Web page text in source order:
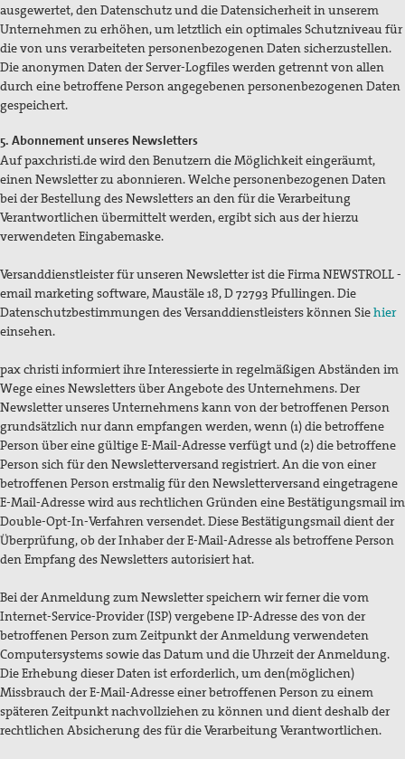
ausgewertet, den Datenschutz und die Datensicherheit in unserem
Unternehmen zu erhöhen, um letztlich ein optimales Schutzniveau für
die von uns verarbeiteten personenbezogenen Daten sicherzustellen.
Die anonymen Daten der Server-Logfiles werden getrennt von allen
durch eine betroffene Person angegebenen personenbezogenen Daten
gespeichert.
5. Abonnement unseres Newsletters
Auf paxchristi.de wird den Benutzern die Möglichkeit eingeräumt,
einen Newsletter zu abonnieren. Welche personenbezogenen Daten
bei der Bestellung des Newsletters an den für die Verarbeitung
Verantwortlichen übermittelt werden, ergibt sich aus der hierzu
verwendeten Eingabemaske.
Versanddienstleister für unseren Newsletter ist die Firma NEWSTROLL -
email marketing software, Maustäle 18, D 72793 Pfullingen. Die
Datenschutzbestimmungen des Versanddienstleisters können Siehier
einsehen.
pax christi informiert ihre Interessierte in regelmäßigen Abständen im
Wege eines Newsletters über Angebote des Unternehmens. Der
Newsletter unseres Unternehmens kann von der betroffenen Person
grundsätzlich nur dann empfangen werden, wenn (1) die betroffene
Person über eine gültige E-Mail-Adresse verfügt und (2) die betroffene
Person sich für den Newsletterversand registriert. An die von einer
betroffenen Person erstmalig für den Newsletterversand eingetragene
E-Mail-Adresse wird aus rechtlichen Gründen eine Bestätigungsmail im
Double-Opt-In-Verfahren versendet. Diese Bestätigungsmail dient der
Überprüfung, ob der Inhaber der E-Mail-Adresse als betroffene Person
den Empfang des Newsletters autorisiert hat.
Bei der Anmeldung zum Newsletter speichern wir ferner die vom
Internet-Service-Provider (ISP) vergebene IP-Adresse des von der
betroffenen Person zum Zeitpunkt der Anmeldung verwendeten
Computersystems sowie das Datum und die Uhrzeit der Anmeldung.
Die Erhebung dieser Daten ist erforderlich, um den(möglichen)
Missbrauch der E-Mail-Adresse einer betroffenen Person zu einem
späteren Zeitpunkt nachvollziehen zu können und dient deshalb der
rechtlichen Absicherung des für die Verarbeitung Verantwortlichen.